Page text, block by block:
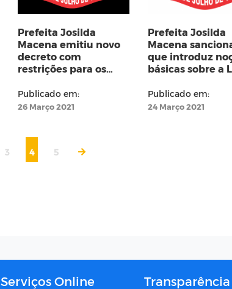
Prefeita Josilda
Macena emitiu novo
decreto com
restrições para os
Publicado em:
26 Março 2021
Prefeita Josilda
Macena
que introduz
básicas sobre a
Escolas do
Publicado em:
24 Março 2021
3 4 5
Serviços Online Transparência